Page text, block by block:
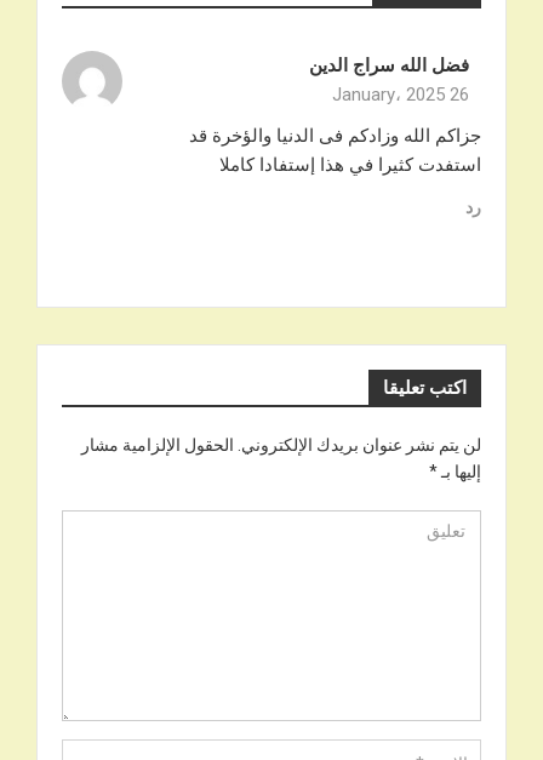
فضل الله سراج الدين
26 January، 2025
جزاكم الله وزادكم فى الدنيا والؤخرة قد
استفدت كثيرا في هذا إستفادا كاملا
رد
اكتب تعليقا
لن يتم نشر عنوان بريدك الإلكتروني. الحقول الإلزامية مشار
إليها بـ*